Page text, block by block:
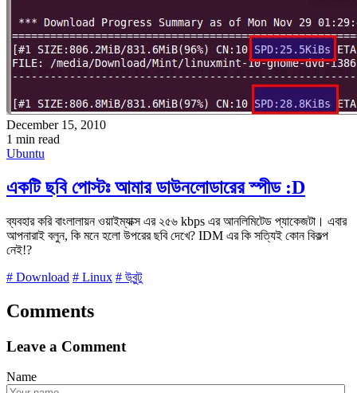
December 15, 2010
1 min read
Ubuntu
একটি ছবি পোস্টঃ আমার ডাউনলোডারের স্পীড :D
ব্যবহার করি বাংলালায়ন ওয়াইম্যাক্স এর ২৫৬ kbps এর আনলিমিটেড প্যাকেজটা। এবার
আপনারাই বলুন, কি মনে হলো উপরের ছবি দেখে? IDM এর কি সত্যিই কোন বিকল্প
নেই!?
# Download # Linux # উবুন্টু
Comments
Leave a Comment
Name